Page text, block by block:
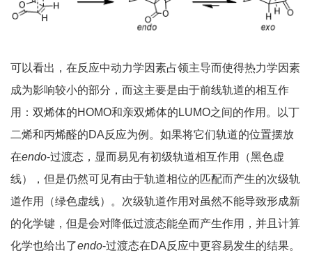
可以看出，在反应中动力学因素占领主导而使得热力学因素
成为影响较小的部分，而这主要是由于前线轨道的相互作
用：双烯体的HOMO和亲双烯体的LUMO之间的作用。以丁
二烯和丙烯醛的DA反应为例。如果将它们轨道的位置摆放
在endo-过渡态，显而易见有初级轨道相互作用（黑色虚
线），但是仍然可见有由于轨道相位的匹配而产生的次级轨
道作用（绿色虚线）。次级轨道作用对虽然不能导致形成新
的化学键，但是会对降低过渡态能垒而产生作用，并且计算
化学也给出了endo-过渡态在DA反应中更容易发生的结果。